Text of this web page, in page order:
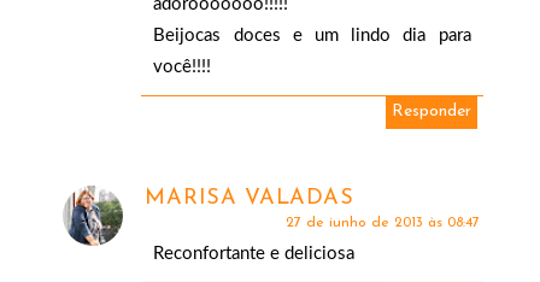
adorooooooo!!!!!
Beijocas doces e um lindo dia para
você!!!!
Responder
MARISA VALADAS
27 de junho de 2013 às 08:47
Reconfortante e deliciosa